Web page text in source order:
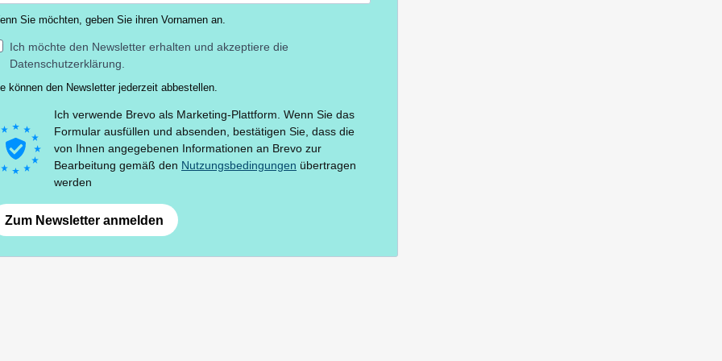
Sie möchten, geben Sie ihren Vornamen an.
Ich möchte den Newsletter erhalten und akzeptiere die
Datenschutzerklärung.
können den Newsletter jederzeit abbestellen.
Ich verwende Brevo als Marketing-Plattform. Wenn Sie das
Formular ausfüllen und absenden, bestätigen Sie, dass die
von Ihnen angegebenen Informationen an Brevo zur
Bearbeitung gemäß den Nutzungsbedingungen übertragen
werden
Zum Newsletter anmelden